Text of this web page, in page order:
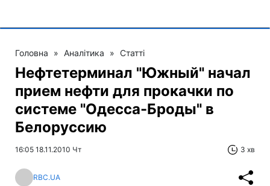
Головна » Аналітика » Статті
Нефтетерминал "Южный" начал
прием нефти для прокачки по
системе "Одесса-Броды" в
Белоруссию
16:05 18.11.2010 Чт 3 хв
RBC.UA